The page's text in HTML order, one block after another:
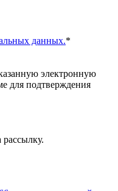
данных.*
электронную
для подтверждения